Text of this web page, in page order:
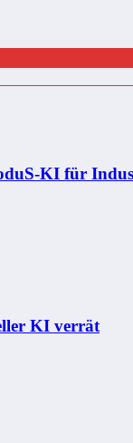
für
KI verrät